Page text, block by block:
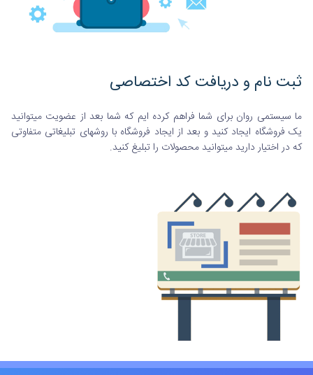
ثبت نام و دریافت کد اختصاصی
ما سیستمی روان برای شما فراهم کرده ایم که شما بعد از عضویت میتوانید
یک فروشگاه ایجاد کنید و بعد از ایجاد فروشگاه با روشهای تبلیغاتی متفاوتی
که در اختیار دارید میتوانید محصولات را تبلیغ کنید.